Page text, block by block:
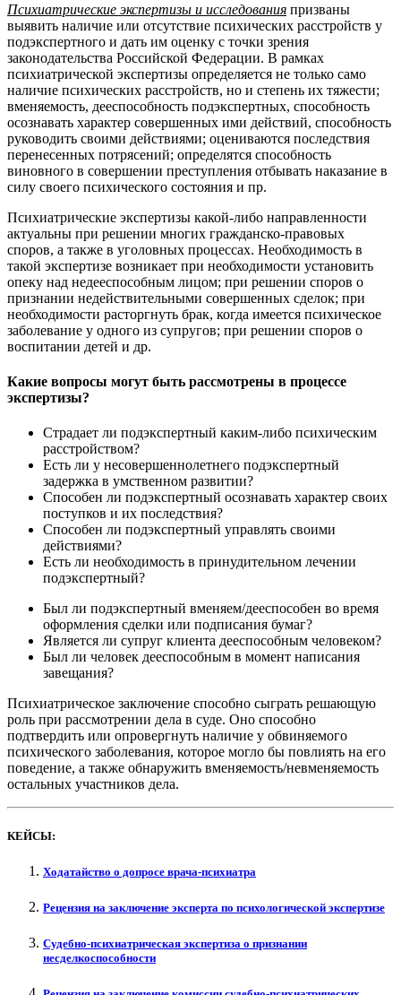
Психиатрические экспертизы и исследования призваны
выявить наличие или отсутствие психических расстройств у
подэкспертного и дать им оценку с точки зрения
законодательства Российской Федерации. В рамках
психиатрической экспертизы определяется не только само
наличие психических расстройств, но и степень их тяжести;
вменяемость, дееспособность подэкспертных, способность
осознавать характер совершенных ими действий, способность
руководить своими действиями; оцениваются последствия
перенесенных потрясений; определятся способность
виновного в совершении преступления отбывать наказание в
силу своего психического состояния и пр.
Психиатрические экспертизы какой-либо направленности
актуальны при решении многих гражданско-правовых
споров, а также в уголовных процессах. Необходимость в
такой экспертизе возникает при необходимости установить
опеку над недееспособным лицом; при решении споров о
признании недействительными совершенных сделок; при
необходимости расторгнуть брак, когда имеется психическое
заболевание у одного из супругов; при решении споров о
воспитании детей и др.
Какие вопросы могут быть рассмотрены в процессе
экспертизы?
Страдает ли подэкспертный каким-либо психическим
расстройством?
Есть ли у несовершеннолетнего подэкспертный
задержка в умственном развитии?
Способен ли подэкспертный осознавать характер своих
поступков и их последствия?
Способен ли подэкспертный управлять своими
действиями?
Есть ли необходимость в принудительном лечении
подэкспертный?
Был ли подэкспертный вменяем/дееспособен во время
оформления сделки или подписания бумаг?
Является ли супруг клиента дееспособным человеком?
Был ли человек дееспособным в момент написания
завещания?
Психиатрическое заключение способно сыграть решающую
роль при рассмотрении дела в суде. Оно способно
подтвердить или опровергнуть наличие у обвиняемого
психического заболевания, которое могло бы повлиять на его
поведение, а также обнаружить вменяемость/невменяемость
остальных участников дела.
КЕЙСЫ:​
Ходатайство о допросе врача-психиатра
Рецензия на заключение эксперта по психологической экспертизе
Судебно-психиатрическая экспертиза о признании
несделкоспособности